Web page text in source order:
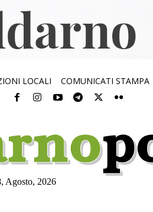
LOCALI COMUNICATI STAMPA
Agosto, 2026